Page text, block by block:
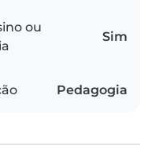
ou
Sim
Pedagogia